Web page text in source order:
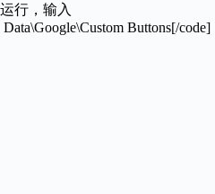
行，输入
Buttons[/code]